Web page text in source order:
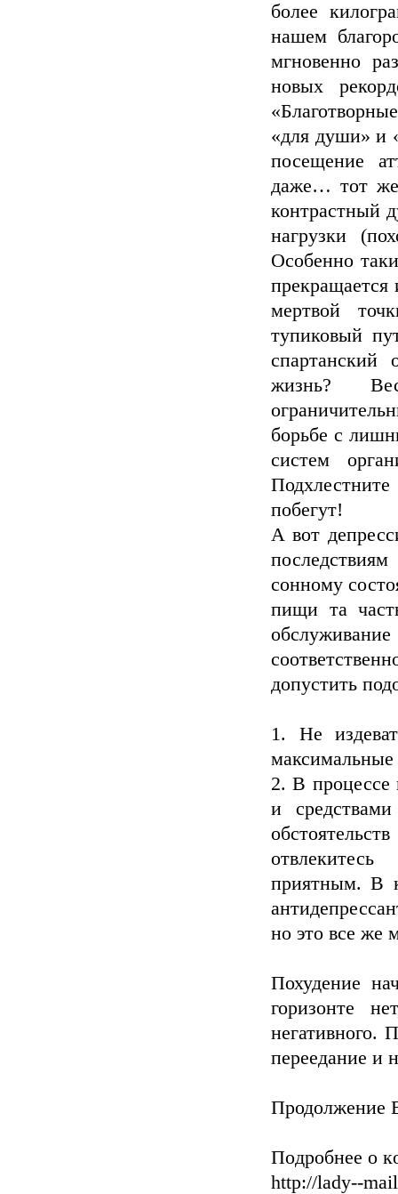
более
нашем
мгновенно
новых
«для души» и
посещение
даже… тот же
контрастный
нагрузки
Особенно
прекращается
мертвой
тупиковый
жизнь?
борьбе с
систем
побегут!
А вот
сонному
пищи та
допустить
1. Не
2. В процессе
и
приятным. В
но это все же
Похудение
горизонте
негативного.
переедание и
Продолжение
Пoдрoбнee o
http://lady--